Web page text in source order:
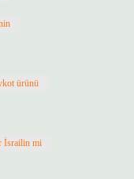
ürünü
İsrailin mi